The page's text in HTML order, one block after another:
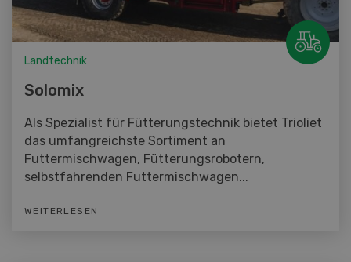
Landtechnik
Solomix
Als Spezialist für Fütterungstechnik bietet Trioliet
das umfangreichste Sortiment an
Futtermischwagen, Fütterungsrobotern,
selbstfahrenden Futtermischwagen...
WEITERLESEN